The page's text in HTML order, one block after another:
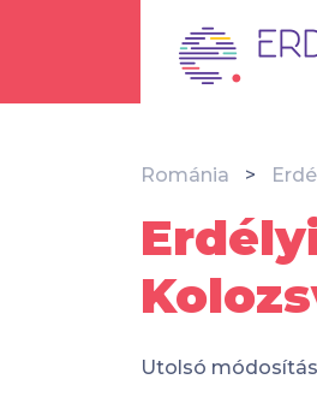
Románia
Utolsó